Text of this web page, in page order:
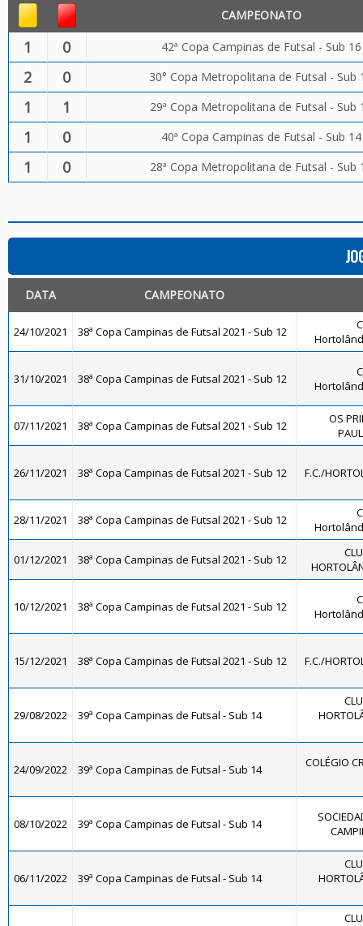
CAMPEONATO
1 0 42ª Copa Campinas de Futsal - Sub 16
2 0 30° Copa Metropolitana de Futsal - Sub
1 1 29ª Copa Metropolitana de Futsal - Sub
1 0 40ª Copa Campinas de Futsal - Sub 14
1 0 28ª Copa Metropolitana de Futsal - Sub
DATA CAMPEONATO
24/10/2021 38ª Copa Campinas de Futsal 2021 - Sub 12
31/10/2021 38ª Copa Campinas de Futsal 2021 - Sub 12
07/11/2021 38ª Copa Campinas de Futsal 2021 - Sub 12
OS
26/11/2021 38ª Copa Campinas de Futsal 2021 - Sub 12 F.C./
28/11/2021 38ª Copa Campinas de Futsal 2021 - Sub 12
01/12/2021 38ª Copa Campinas de Futsal 2021 - Sub 12
10/12/2021 38ª Copa Campinas de Futsal 2021 - Sub 12
15/12/2021 38ª Copa Campinas de Futsal 2021 - Sub 12 F.C./
29/08/2022 39ª Copa Campinas de Futsal - Sub 14
24/09/2022 39ª Copa Campinas de Futsal - Sub 14 COLÉGIO
08/10/2022 39ª Copa Campinas de Futsal - Sub 14
06/11/2022 39ª Copa Campinas de Futsal - Sub 14